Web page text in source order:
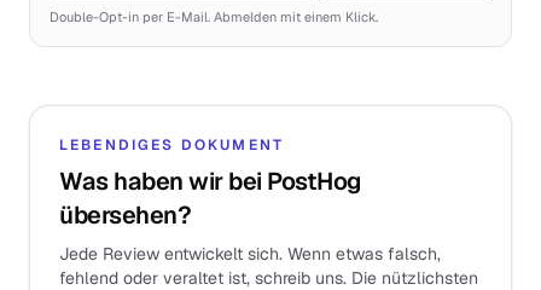
Double-Opt-in per E-Mail. Abmelden mit einem Klick.
LEBENDIGES DOKUMENT
Was haben wir bei PostHog
übersehen?
Jede Review entwickelt sich. Wenn etwas falsch,
fehlend oder veraltet ist, schreib uns. Die nützlichsten